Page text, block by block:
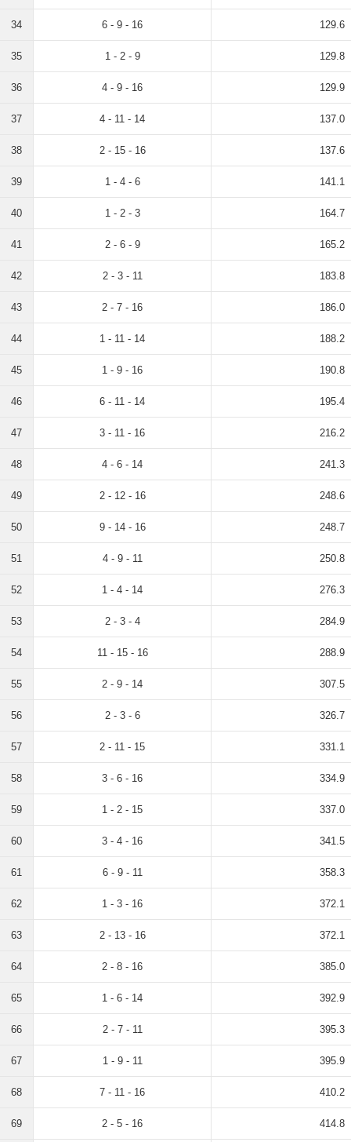
34 6 - 9 - 16 129.6
35 1 - 2 - 9 129.8
36 4 - 9 - 16 129.9
37 4 - 11 - 14 137.0
38 2 - 15 - 16 137.6
39 1 - 4 - 6 141.1
40 1 - 2 - 3 164.7
41 2 - 6 - 9 165.2
42 2 - 3 - 11 183.8
43 2 - 7 - 16 186.0
44 1 - 11 - 14 188.2
45 1 - 9 - 16 190.8
46 6 - 11 - 14 195.4
47 3 - 11 - 16 216.2
48 4 - 6 - 14 241.3
49 2 - 12 - 16 248.6
50 9 - 14 - 16 248.7
51 4 - 9 - 11 250.8
52 1 - 4 - 14 276.3
53 2 - 3 - 4 284.9
54 11 - 15 - 16 288.9
55 2 - 9 - 14 307.5
56 2 - 3 - 6 326.7
57 2 - 11 - 15 331.1
58 3 - 6 - 16 334.9
59 1 - 2 - 15 337.0
60 3 - 4 - 16 341.5
61 6 - 9 - 11 358.3
62 1 - 3 - 16 372.1
63 2 - 13 - 16 372.1
64 2 - 8 - 16 385.0
65 1 - 6 - 14 392.9
66 2 - 7 - 11 395.3
67 1 - 9 - 11 395.9
68 7 - 11 - 16 410.2
69 2 - 5 - 16 414.8